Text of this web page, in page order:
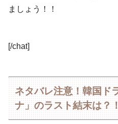
ましょう！！
[/chat]
ネタバレ注意！韓国ド
ナ」のラスト結末は？！